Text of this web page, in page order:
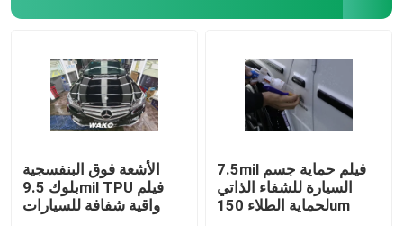
الأشعة فوق البنفسجية
بلوك 9.5mil TPU فيلم
واقية شفافة للسيارات
7.5mil فيلم حماية جسم
السيارة للشفاء الذاتي
لحماية الطلاء 150um